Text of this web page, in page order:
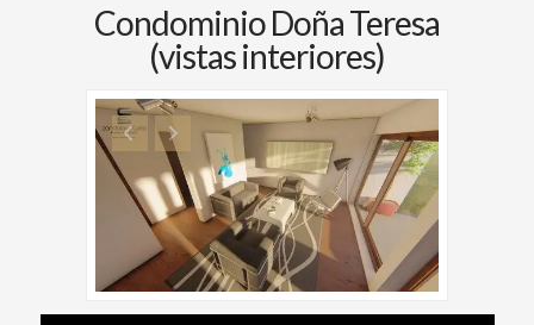
Condominio Doña Teresa
(vistas interiores)